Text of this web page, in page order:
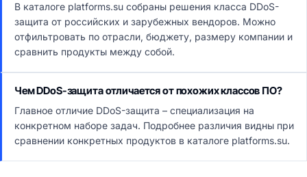
В каталоге platforms.su собраны решения класса DDoS-
защита от российских и зарубежных вендоров. Можно
отфильтровать по отрасли, бюджету, размеру компании и
сравнить продукты между собой.
Чем DDoS-защита отличается от похожих классов ПО?
Главное отличие DDoS-защита – специализация на
конкретном наборе задач. Подробнее различия видны при
сравнении конкретных продуктов в каталоге platforms.su.